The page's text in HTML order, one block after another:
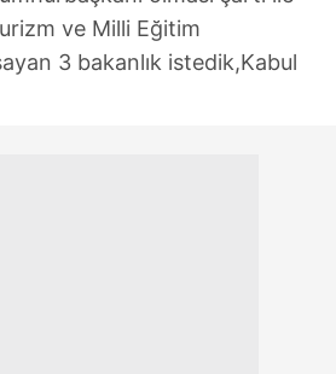
ve Milli Eğitim
3 bakanlık istedik,Kabul